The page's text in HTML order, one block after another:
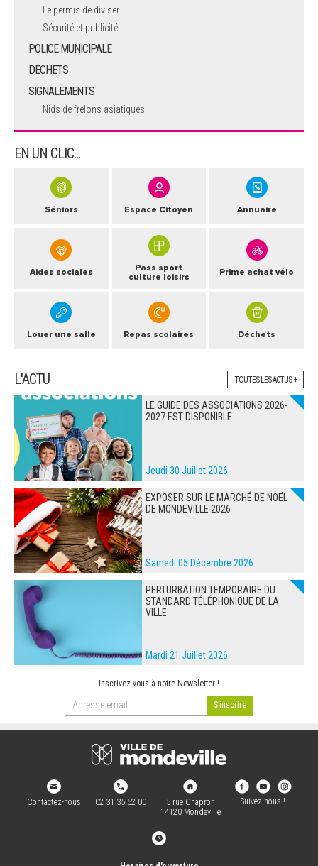
Le permis de diviser
Sécurité et publicité
POLICE MUNICIPALE
DECHETS
SIGNALEMENTS
Nids de frelons asiatiques
EN UN CLIC...
Séniors Espace Citoyen Annuaire
Aides sociales
Pass sport
culture loisirs
Prime achat vélo
Louer une salle Repas scolaires Déchets
L'ACTU TOUTES LES ACTUS +
LE GUIDE DES ASSOCIATIONS 2026-
2027 EST DISPONIBLE
Jeudi 30 Juillet 2026
EXPOSER SUR LE MARCHÉ DE NOËL
DE MONDEVILLE 2026
Samedi 05 Décembre 2026
PERTURBATION TEMPORAIRE DU
STANDARD TÉLÉPHONIQUE DE LA
VILLE
Mardi 21 Juillet 2026
Inscrivez-vous à notre Newsletter !
Contactez-nous 02 31 35 52 00
5 rue Chapron
14120 Mondeville
Suivez-nous !